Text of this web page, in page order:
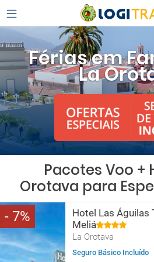
Férias em
La
Pacotes Voo +
Orotava para
7
Hotel Las Águilas
Meliá
La Orotava
Seguro Básico Incluído